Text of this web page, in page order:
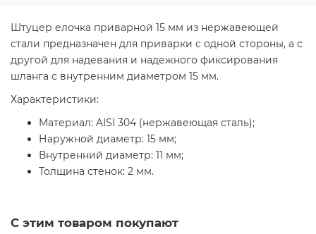
Штуцер елочка приварной 15 мм из нержавеющей
стали предназначен для приварки с одной стороны, а с
другой для надевания и надежного фиксирования
шланга с внутренним диаметром 15 мм.
Характеристики:
Материал: AISI 304 (нержавеющая сталь);
Наружной диаметр: 15 мм;
Внутренний диаметр: 11 мм;
Толщина стенок: 2 мм.
С этим товаром покупают